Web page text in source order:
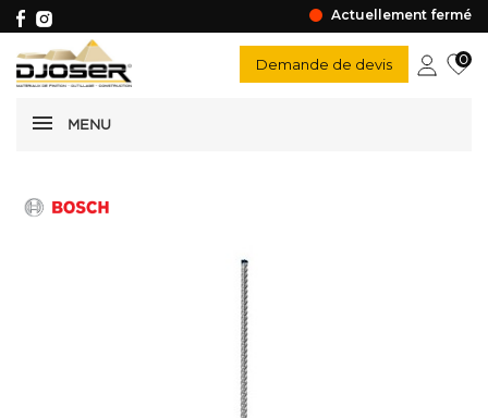
Actuellement fermé
MENU
Demande de devis 0